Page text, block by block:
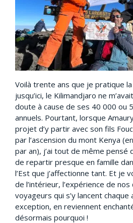
Voilà trente ans que je pratique
jusqu’ici, le Kilimandjaro ne
doute à cause de ses 40 000 ou
annuels. Pourtant, lorsque
projet d’y partir avec son fils
par l’ascension du mont Kenya
par an), j’ai tout de même pensé
de repartir presque en famille
l’Est que j’affectionne tant. Et je
de l’intérieur, l’expérience de
voyageurs qui s’y lancent chaque
exception, en reviennent
désormais pourquoi !